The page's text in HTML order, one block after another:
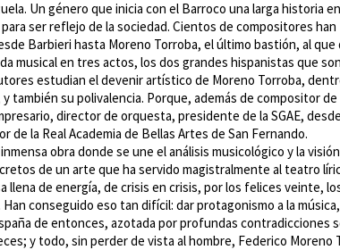
Un género que inicia con el Barroco una larga historia
ser reflejo de la sociedad. Cientos de compositores han
Barbieri hasta Moreno Torroba, el último bastión, al que
musical en tres actos, los dos grandes hispanistas que
estudian el devenir artístico de Moreno Torroba,
y también su polivalencia. Porque, además de compositor
director de orquesta, presidente de la SGAE,
la Real Academia de Bellas Artes de San Fernando.
obra donde se une el análisis musicológico y la visión
de un arte que ha servido magistralmente al teatro
llena de energía, de crisis en crisis, por los felices veinte,
conseguido eso tan difícil: dar protagonismo a la música,
de entonces, azotada por profundas contradicciones
y todo, sin perder de vista al hombre, Federico Moreno